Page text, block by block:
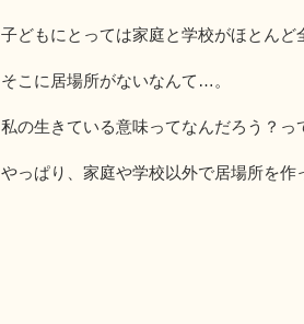
子どもにとっては家庭と学校がほとんど
そこに居場所がないなんて…。
私の生きている意味ってなんだろう？っ
やっぱり、家庭や学校以外で居場所を作